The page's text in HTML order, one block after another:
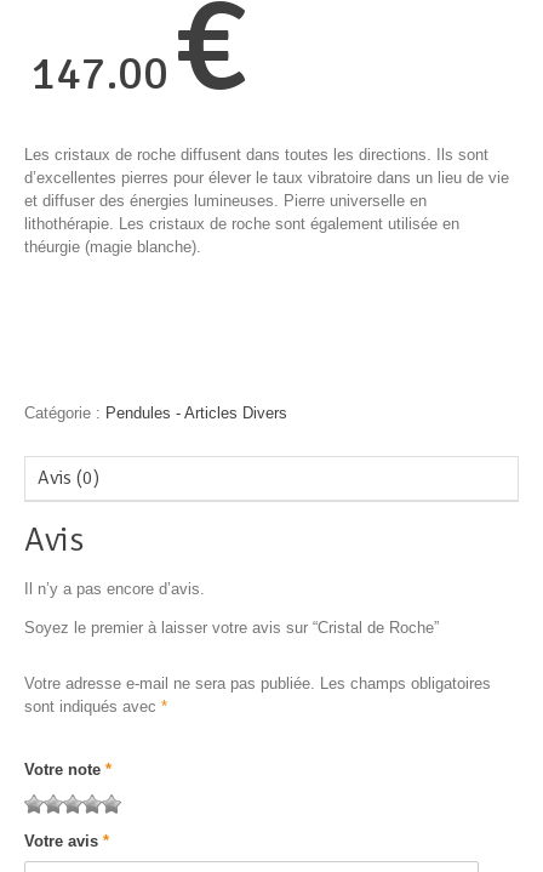
147.00 €
Les cristaux de roche diffusent dans toutes les directions. Ils sont
d’excellentes pierres pour élever le taux vibratoire dans un lieu de vie
et diffuser des énergies lumineuses. Pierre universelle en
lithothérapie. Les cristaux de roche sont également utilisée en
théurgie (magie blanche).
Catégorie : Pendules - Articles Divers
Avis (0)
Avis
Il n’y a pas encore d’avis.
Soyez le premier à laisser votre avis sur “Cristal de Roche”
Votre adresse e-mail ne sera pas publiée. Les champs obligatoires
sont indiqués avec *
Votre note *
sur
sur 5
sur 5
sur 5
5
Votre avis *